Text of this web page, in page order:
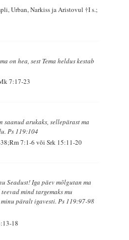
Urban, Narkiss ja Aristovul †I s.;
on hea, sest Tema heldus kestab
7:17-23
saanud arukaks, sellepärast ma
Ps 119:104
7:1-6 või Srk 15:11-20
Seadust! Iga päev mõlgutan ma
mind targemaks mu
minu päralt igavesti. Ps 119:97-98
18